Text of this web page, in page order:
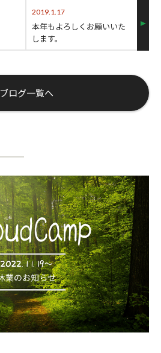
2019.1.17
本年もよろしくお願いいた
します。
ブログ一覧へ